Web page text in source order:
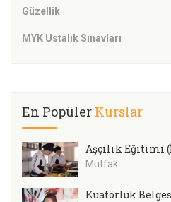
Güzellik
MYK Ustalık Sınavları
En Popüler Kurslar
Aşçılık Eğitimi
Mutfak
Kuaförlük